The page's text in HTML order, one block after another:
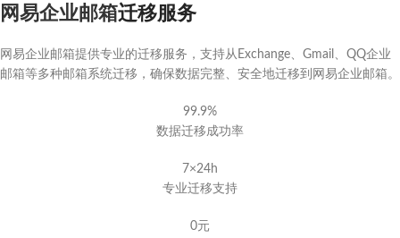
网易企业邮箱迁移服务
网易企业邮箱提供专业的迁移服务，支持从Exchange、Gmail、QQ企业
邮箱等多种邮箱系统迁移，确保数据完整、安全地迁移到网易企业邮箱。
99.9%
数据迁移成功率
7×24h
专业迁移支持
0元